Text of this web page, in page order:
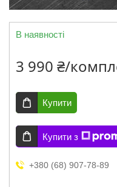
В наявності
3 990 ₴/
Купити
Купити з
+380 (68) 907-78-89